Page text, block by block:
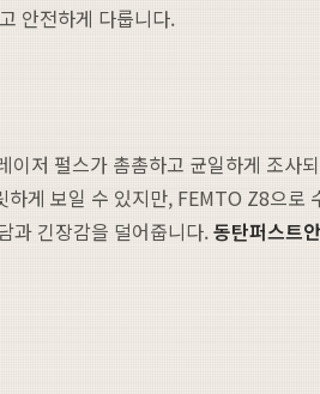
안전하게 다룹니다.
저 펄스가 촘촘하고 균일하게 조사
게 보일 수 있지만, FEMTO Z8으
과 긴장감을 덜어줍니다.동탄퍼스트